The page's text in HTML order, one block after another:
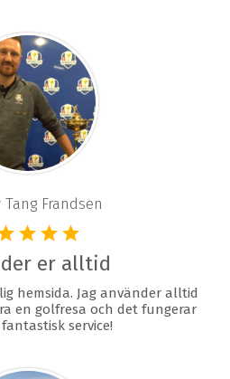
Tang Frandsen
er alltid
hemsida. Jag använder alltid
en golfresa och det fungerar
service!